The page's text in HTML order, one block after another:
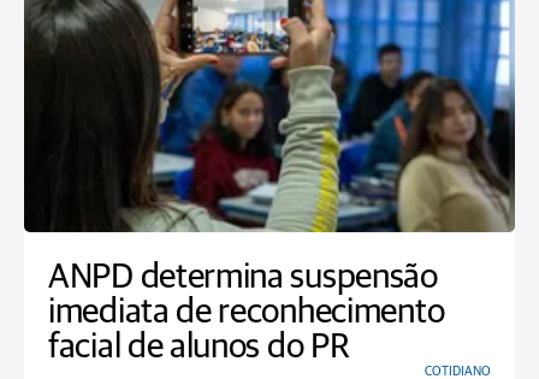
ANPD determina suspensão
imediata de reconhecimento
facial de alunos do PR
COTIDIANO